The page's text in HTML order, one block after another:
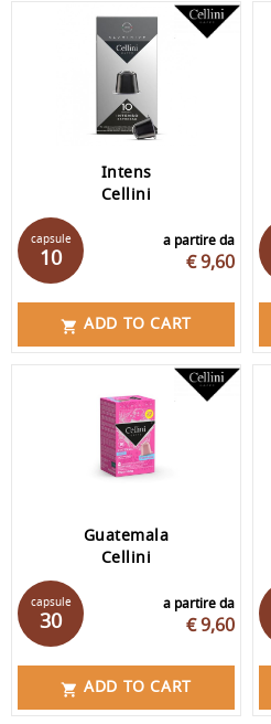
Intens
Cellini
a partire da
€ 9,60
capsule
10
 ADD TO CART
Guatemala
Cellini
a partire da
€ 9,60
capsule
30
 ADD TO CART